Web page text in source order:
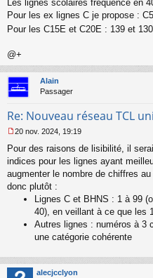
u
Les lignes scolaires fréquence en
Pour les ex lignes C je propose :
Pour les C15E et C20E : 139 et 130
@+
Alain
Passager
Re: Nouveau réseau TCL
e
s
s
a
g
20 nov. 2024, 19:19
Pour des raisons de lisibilité, il
indices pour les lignes ayant
augmenter le nombre de chiffres
donc plutôt :
Lignes C et BHNS : 1 à 99
40), en veillant à ce que les
Autres lignes : numéros à 3
une catégorie cohérente
alecjcclyon